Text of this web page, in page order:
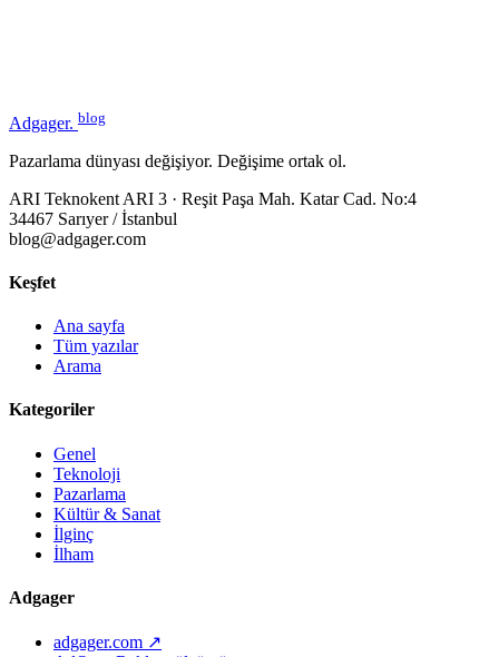
Adgager. blog
Pazarlama dünyası değişiyor. Değişime ortak ol.
ARI Teknokent ARI 3 · Reşit Paşa Mah. Katar Cad. No:4
34467 Sarıyer / İstanbul
blog@adgager.com
Keşfet
Ana sayfa
Tüm yazılar
Arama
Kategoriler
Genel
Teknoloji
Pazarlama
Kültür & Sanat
İlginç
İlham
Adgager
adgager.com ↗